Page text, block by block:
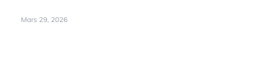
Mars 29, 2026